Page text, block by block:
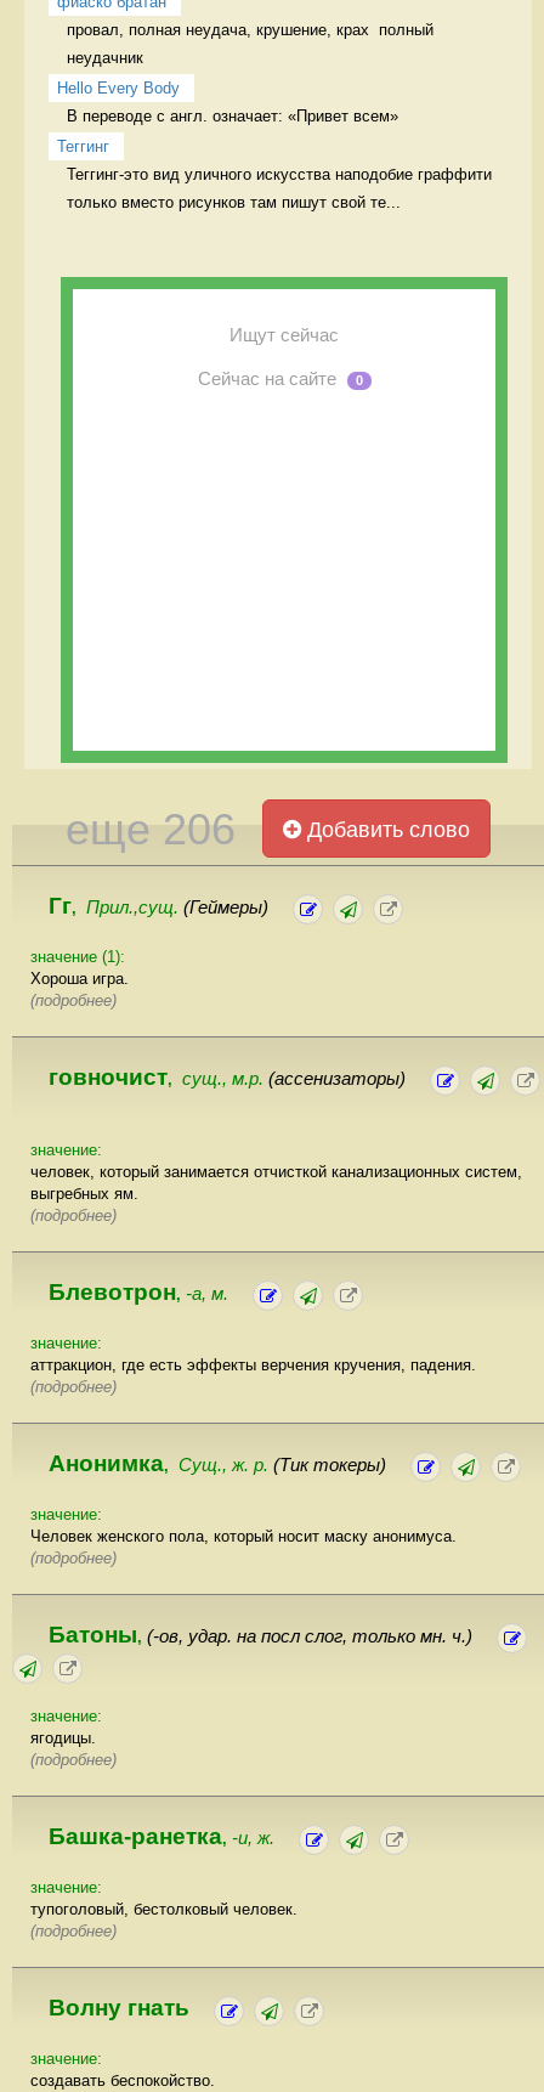
провал, полная неудача, крушение, крах  полный
неудачник
Hello Every Body
В переводе с англ. означает: «Привет всем»
Теггинг
Теггинг-это вид уличного искусства наподобие граффити
только вместо рисунков там пишут свой те...
Ищут сейчас
Сейчас на сайте 0
еще 206 Добавить слово
Гг, Прил.,сущ. (Геймеры)
значение (1):
Хороша игра.
(подробнее)
говночист, сущ., м.р. (ассенизаторы)
значение:
человек, который занимается отчисткой канализационных систем,
выгребных ям.
(подробнее)
Блевотрон, -а, м.
значение:
аттракцион, где есть эффекты верчения кручения, падения.
(подробнее)
Анонимка, Сущ., ж. р. (Тик токеры)
значение:
Человек женского пола, который носит маску анонимуса.
(подробнее)
Батоны, (-ов, удар. на посл слог, только мн. ч.)
значение:
ягодицы.
(подробнее)
Башка-ранетка, -и, ж.
значение:
тупоголовый, бестолковый человек.
(подробнее)
Волну гнать
значение:
создавать беспокойство.